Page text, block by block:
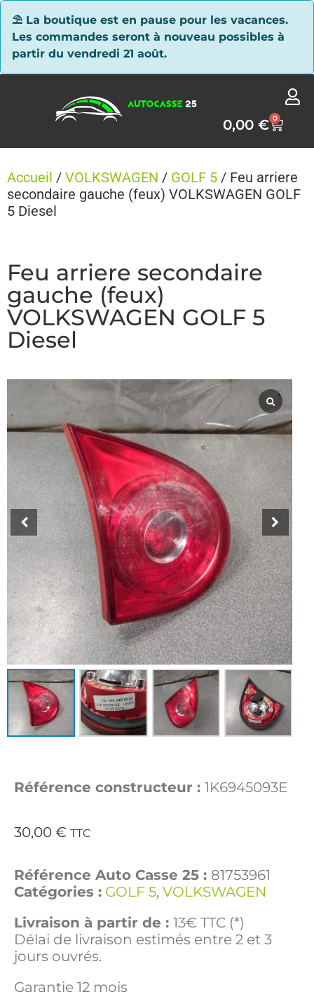
⛱ La boutique est en pause pour les vacances.
Les commandes seront à nouveau possibles à
partir du vendredi 21 août.
0,00€ 0
Accueil / VOLKSWAGEN / GOLF 5 / Feu arriere
secondaire gauche (feux) VOLKSWAGEN GOLF
5 Diesel
Feu arriere secondaire
gauche (feux)
VOLKSWAGEN GOLF 5
Diesel
Référence constructeur : 1K6945093E
30,00 € TTC
Référence Auto Casse 25 : 81753961
Catégories : GOLF 5, VOLKSWAGEN
Livraison à partir de : 13€ TTC (*)
Délai de livraison estimés entre 2 et 3
jours ouvrés.
Garantie 12 mois
Panneau de gestion des cookies